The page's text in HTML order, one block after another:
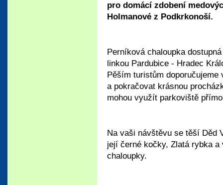
pro domácí zdobení
Holmanové z Podkrkonoší.
Perníková chaloupka
linkou Pardubice - Hradec
Pěším turistům
a pokračovat krásnou
mohou využít parkoviště
Na vaši návštěvu se těší Děd
její černé kočky, Zlatá rybka
chaloupky.